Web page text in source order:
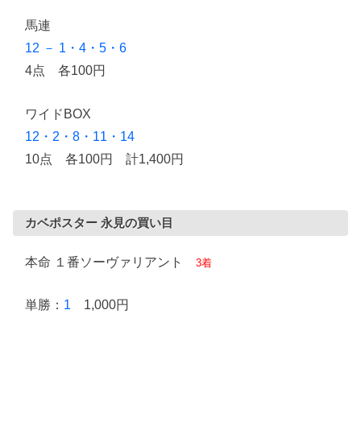
馬連
12 － 1・4・5・6
4点 各100円
ワイドBOX
12・2・8・11・14
10点 各100円 計1,400円
カベポスター 永見の買い目
本命 １番ソーヴァリアント3着
単勝： 1 1,000円